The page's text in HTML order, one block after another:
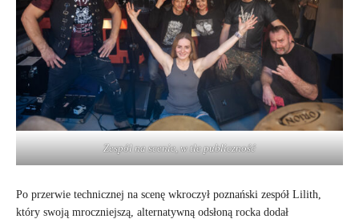
Zespół na scenie, w tle publiczność
Po przerwie technicznej na scenę wkroczył poznański zespół Lilith,
który swoją mroczniejszą, alternatywną odsłoną rocka dodał